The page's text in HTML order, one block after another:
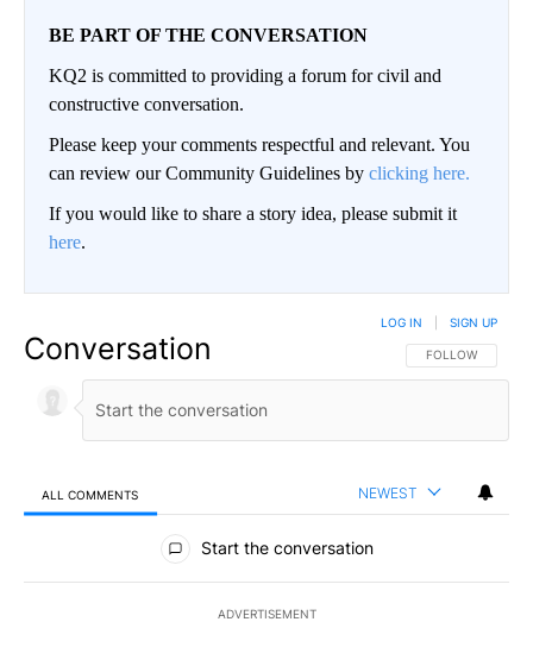
BE PART OF THE CONVERSATION
KQ2 is committed to providing a forum for civil and
constructive conversation.
Please keep your comments respectful and relevant. You
can review our Community Guidelines by clicking here.
If you would like to share a story idea, please submit it
here.
Conversation FOLLOW THIS
FOLLOW
LOG IN SIGN UP
ALL COMMENTS NEWEST
All Comments
Start the conversation
ADVERTISEMENT